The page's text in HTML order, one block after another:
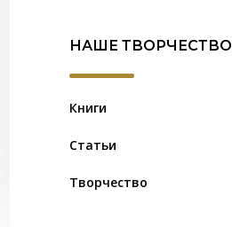
НАШЕ ТВОРЧЕСТВО
Книги
Статьи
Творчество